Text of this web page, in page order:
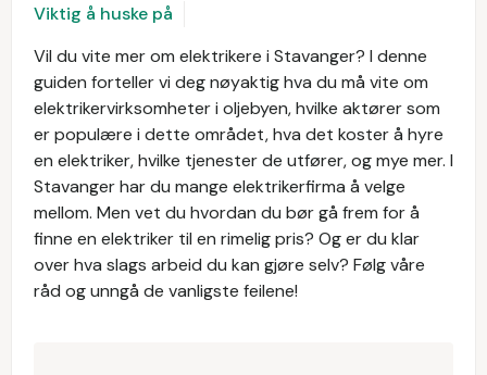
Viktig å huske på
Vil du vite mer om elektrikere i Stavanger? I denne
guiden forteller vi deg nøyaktig hva du må vite om
elektrikervirksomheter i oljebyen, hvilke aktører som
er populære i dette området, hva det koster å hyre
en elektriker, hvilke tjenester de utfører, og mye mer. I
Stavanger har du mange elektrikerfirma å velge
mellom. Men vet du hvordan du bør gå frem for å
finne en elektriker til en rimelig pris? Og er du klar
over hva slags arbeid du kan gjøre selv? Følg våre
råd og unngå de vanligste feilene!